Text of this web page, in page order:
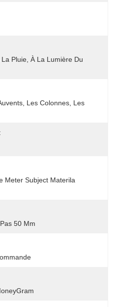
Pluie, À La Lumière Du
Les Colonnes, Les
Meter Subject Materila
50 Mm